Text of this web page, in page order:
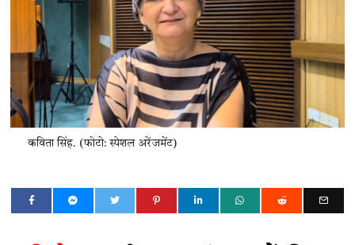
कविता सिंह. (फोटो: स्पेशल अरेंजमेंट)